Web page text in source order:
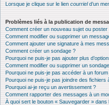
Lorsque je clique sur le lien courrield’un
Problèmes liés à la publication de
Comment créer un nouveau sujet ou
Comment modifier ou supprimer un
Comment ajouter une signature à mes
Comment créer un sondage ?
Pourquoi ne puis-je pas ajouter plus
Comment modifier ou supprimer un
Pourquoi ne puis-je pas accéder à un forum
Pourquoi ne puis-je pas joindre des fichiers
Pourquoi ai-je reçu un avertissement ?
Comment rapporter des messages à un
À quoi sert le bouton « Sauvegarder »